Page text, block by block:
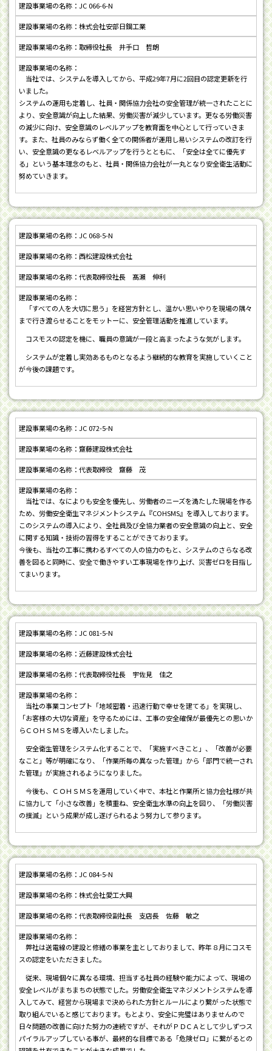
JC 066-6-N
株式会社安部日鋼工業
取締役社長 井手口 哲朗
当社では、システムを導入してから、平成29年7月に2回目の認定更新を行
いました。
システムの運用も定着し、社員・関係協力会社の安全管理が統一されたことに
より、安全意識が向上した結果、労働災害が減少しています。更なる労働災害
の減少に向け、安全意識のレベルアップを教育面を中心として行っていきま
す。また、社員のみならず働く全ての関係者が運用し易いシステムの改訂を行
い、安全意識の更なるレベルアップを行うとともに、「安全は全てに優先す
る」という基本理念のもと、社員・関係協力会社が一丸となり安全衛生活動に
努めていきます。
JC 068-5-N
西松建設株式会社
代表取締役社長 髙瀨 伸利
「すべての人を大切に思う」を経営方針とし、温かい思いやりを現場の隅々
まで行き渡らせることをモットーに、安全管理活動を推進しています。
コスモスの認定を機に、職員の意識が一段と高まったような気がします。
システムが定着し実効あるものとなるよう継続的な教育を実施していくこと
が今後の課題です。
JC 072-5-N
齋藤建設株式会社
代表取締役 齋藤 茂
当社では、なによりも安全を優先し、労働者のニーズを満たした現場を作る
ため、労働安全衛生マネジメントシステム『COHSMS』を導入しております。
このシステムの導入により、全社員及び全協力業者の安全意識の向上と、安全
に関する知識・技術の習得をすることができております。
今後も、当社の工事に携わるすべての人の協力のもと、システムのさらなる改
善を図ると同時に、安全で働きやすい工事現場を作り上げ、災害ゼロを目指し
てまいります。
JC 081-5-N
近藤建設株式会社
代表取締役社長 宇佐見 佳之
当社の事業コンセプト「地域密着・迅速行動で幸せを建てる」を実現し、
「お客様の大切な資産」を守るためには、工事の安全確保が最優先との思いか
らＣＯＨＳＭＳを導入いたしました。
安全衛生管理をシステム化することで、「実施すべきこと」、「改善が必要
なこと」等が明確になり、「作業所毎の異なった管理」から「部門で統一され
た管理」が実施されるようになりました。
今後も、ＣＯＨＳＭＳを運用していく中で、本社と作業所と協力会社様が共
に協力して「小さな改善」を積重ね、安全衛生水準の向上を図り、「労働災害
の撲滅」という成果が成し遂げられるよう努力して参ります。
JC 084-5-N
株式会社愛工大興
代表取締役副社長 支店長 佐藤 敏之
弊社は送電線の建設と修繕の事業を主としておりまして、昨年８月にコスモ
スの認定をいただきました。
従来、現場個々に異なる環境、担当する社員の経験や能力によって、現場の
安全レベルがまちまちの状態でした。労働安全衛生マネジメントシステムを導
入してみて、経営から現場まで決められた方針とルールにより繋がった状態で
取り組んでいると感じております。もとより、安全に完璧はありませんので
日々問題の改善に向けた努力の連続ですが、それがＰＤＣＡとして少しずつス
パイラルアップしている事が、最終的な目標である「危険ゼロ」に繋がるとの